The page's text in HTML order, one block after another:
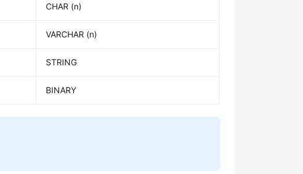
CHAR (n)
VARCHAR (n)
STRING
BINARY